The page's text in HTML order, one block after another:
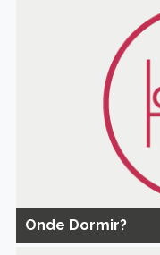
Onde Dormir?